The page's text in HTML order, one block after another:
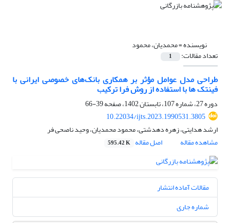
نویسنده =محمدیان، محمود
تعداد مقالات: 1
طراحی مدل عوامل مؤثر بر همکاری بانک‌های خصوصی ایرانی با
فینتک ها با استفاده از روش فرا ترکیب
دوره 27، شماره 107، تابستان 1402، صفحه
39-66
10.22034/ijts.2023.1990531.3805
ارشد هدایتی، زهره دهدشتی، محمود محمدیان، وحید ناصحی فر
مشاهده مقاله
اصل مقاله 595.42 K
مقالات آماده انتشار
شماره جاری